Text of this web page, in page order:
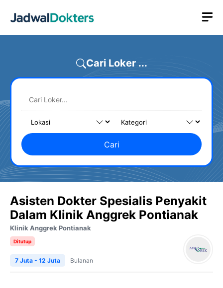
Cari Loker ...
Cari
Asisten Dokter Spesialis Penyakit
Dalam Klinik Anggrek Pontianak
Klinik Anggrek Pontianak
Ditutup
7 Juta - 12 Juta Bulanan